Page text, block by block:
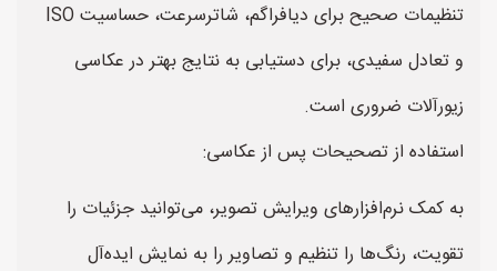
تنظیمات صحیح برای دیافراگم، شاتر‌سرعت، حساسیت ISO
و تعادل سفیدی، برای دستیابی به نتایج بهتر در عکاسی
زیورآلات ضروری است.
استفاده از تصحیحات پس از عکاسی:
به کمک نرم‌افزارهای ویرایش تصویر، می‌توانید جزئیات را
تقویت، رنگ‌ها را تنظیم و تصاویر را به نمایش ایده‌آل